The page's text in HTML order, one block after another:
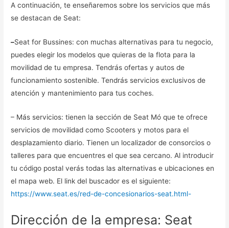
A continuación, te enseñaremos sobre los servicios que más
se destacan de Seat:
–Seat for Bussines: con muchas alternativas para tu negocio,
puedes elegir los modelos que quieras de la flota para la
movilidad de tu empresa. Tendrás ofertas y autos de
funcionamiento sostenible. Tendrás servicios exclusivos de
atención y mantenimiento para tus coches.
– Más servicios: tienen la sección de Seat Mó que te ofrece
servicios de movilidad como Scooters y motos para el
desplazamiento diario. Tienen un localizador de consorcios o
talleres para que encuentres el que sea cercano. Al introducir
tu código postal verás todas las alternativas e ubicaciones en
el mapa web. El link del buscador es el siguiente:
https://www.seat.es/red-de-concesionarios-seat.html-
Dirección de la empresa: Seat